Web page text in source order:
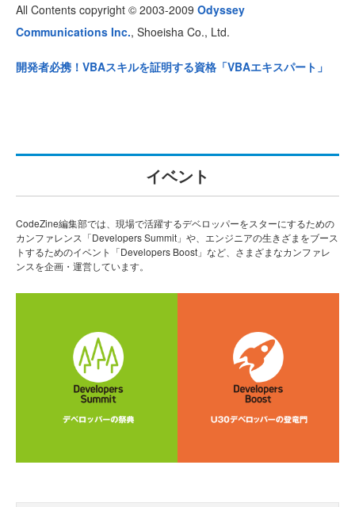
All Contents copyright © 2003-2009 Odyssey
Communications Inc., Shoeisha Co., Ltd.
開発者必携！VBAスキルを証明する資格「VBAエキスパート」
イベント
CodeZine編集部では、現場で活躍するデベロッパーをスターにするための
カンファレンス「Developers Summit」や、エンジニアの生きざまをブース
トするためのイベント「Developers Boost」など、さまざまなカンファレ
ンスを企画・運営しています。